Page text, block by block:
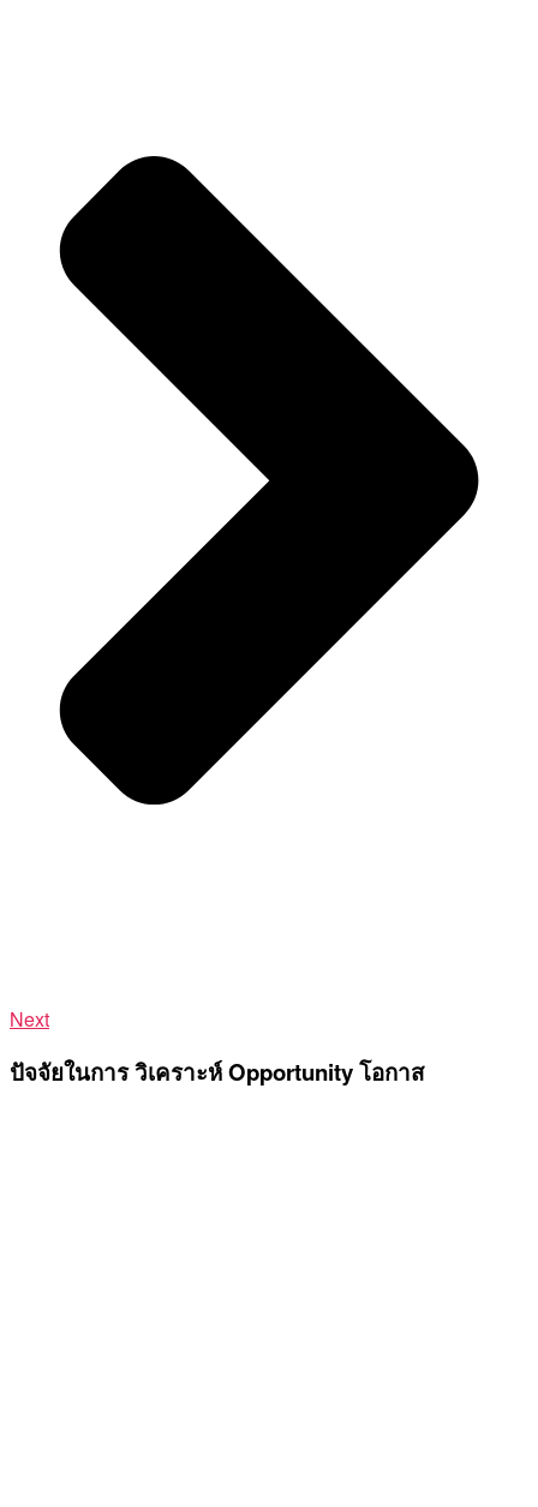
Next
ปัจจัยในการ วิเคราะห์ Opportunity โอกาส